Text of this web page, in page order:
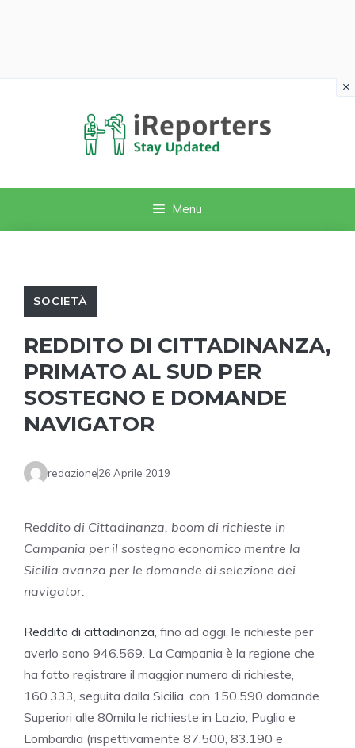
Menu
SOCIETÀ
REDDITO DI CITTADINANZA,
PRIMATO AL SUD PER
SOSTEGNO E DOMANDE
NAVIGATOR
redazione26 Aprile 2019
Reddito di Cittadinanza, boom di richieste in
Campania per il sostegno economico mentre la
Sicilia avanza per le domande di selezione dei
navigator.
Reddito di cittadinanza, fino ad oggi, le richieste per
averlo sono 946.569. La Campania è la regione che
ha fatto registrare il maggior numero di richieste,
160.333, seguita dalla Sicilia, con 150.590 domande.
Superiori alle 80mila le richieste in Lazio, Puglia e
Lombardia (rispettivamente 87.500, 83.190 e
×